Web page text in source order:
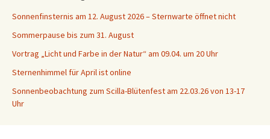
Sonnenfinsternis am 12. August 2026 – Sternwarte öffnet nicht
Sommerpause bis zum 31. August
Vortrag „Licht und Farbe in der Natur“ am 09.04. um 20 Uhr
Sternenhimmel für April ist online
Sonnenbeobachtung zum Scilla-Blütenfest am 22.03.26 von 13-17
Uhr